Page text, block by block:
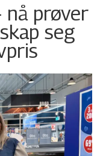
nå prøver
seg